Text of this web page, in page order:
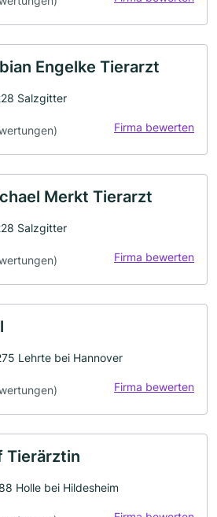
Engelke Tierarzt
Salzgitter
Firma bewerten
Merkt Tierarzt
Salzgitter
Firma bewerten
Lehrte bei Hannover
Firma bewerten
Tierärztin
Holle bei Hildesheim